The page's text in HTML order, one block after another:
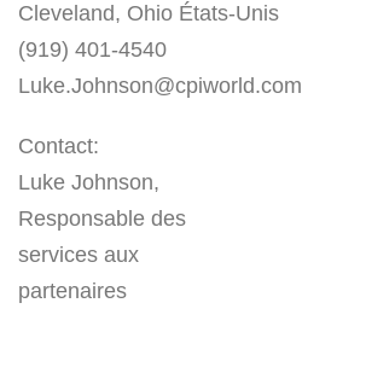
Cleveland, Ohio États-Unis
(919) 401-4540
Luke.Johnson@cpiworld.com
Contact:
Luke Johnson,
Responsable des
services aux
partenaires